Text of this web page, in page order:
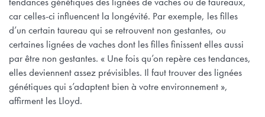
car celles-ci influencent la longévité. Par exemple, les filles
d’un certain taureau qui se retrouvent non gestantes, ou
certaines lignées de vaches dont les filles finissent elles aussi
par être non gestantes. « Une fois qu’on repère ces tendances,
elles deviennent assez prévisibles. Il faut trouver des lignées
génétiques qui s’adaptent bien à votre environnement »,
affirment les Lloyd.